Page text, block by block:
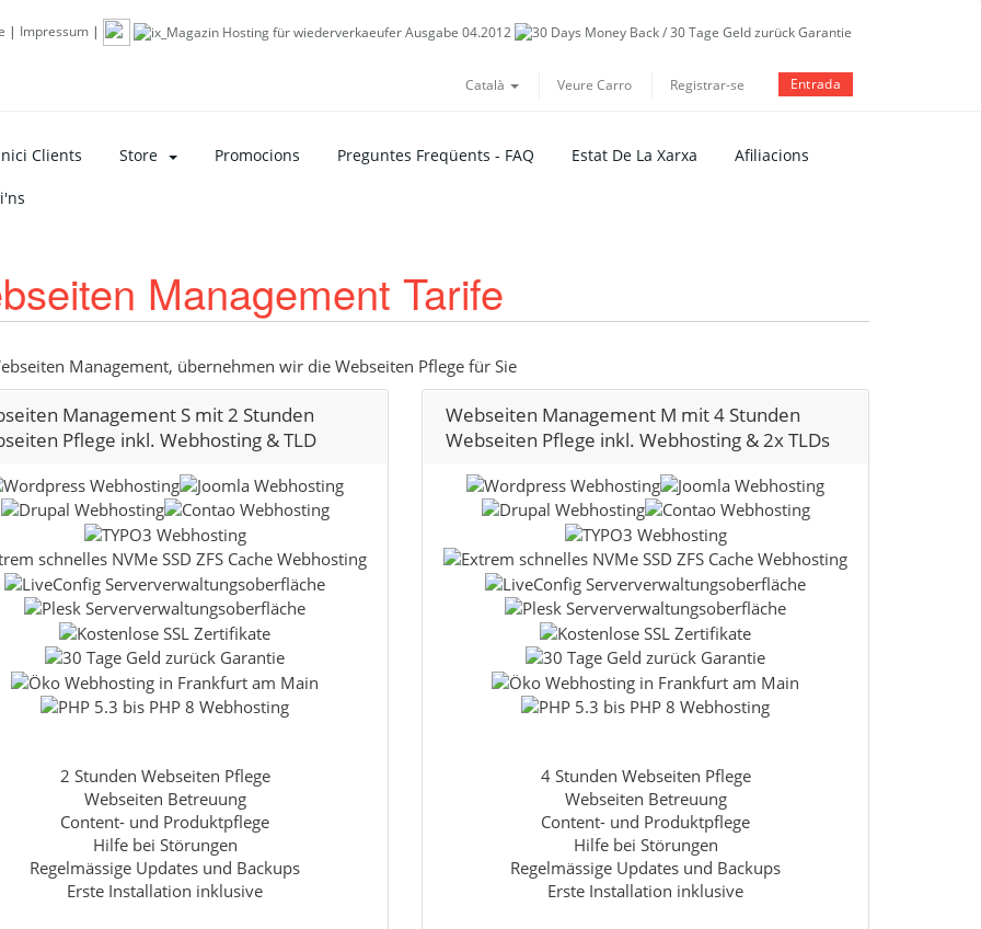
| Impressum |
Català Veure Carro Registrar-se Entrada
Clients Store Promocions Preguntes Freqüents - FAQ Estat De La Xarxa Afiliacions
Management Tarife
Management, übernehmen wir die Webseiten Pflege für Sie
Management S mit 2 Stunden
Pflege inkl. Webhosting & TLD
2 Stunden Webseiten Pflege
Webseiten Betreuung
Content- und Produktpflege
Hilfe bei Störungen
Regelmässige Updates und Backups
Erste Installation inklusive
Webseiten Management M mit 4 Stunden
Webseiten Pflege inkl. Webhosting & 2x TLDs
4 Stunden Webseiten Pflege
Webseiten Betreuung
Content- und Produktpflege
Hilfe bei Störungen
Regelmässige Updates und Backups
Erste Installation inklusive